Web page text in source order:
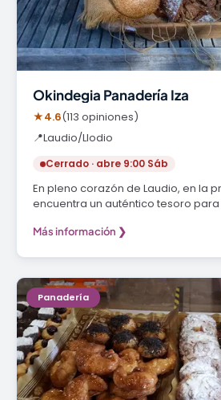
Okindegia Panadería Iza
★4.6(113 opiniones)
📍Laudio/Llodio
Cerrado · abre 9:00 Sáb
En pleno corazón de Laudio, en la
encuentra un auténtico tesoro
Más información ❯
Panadería